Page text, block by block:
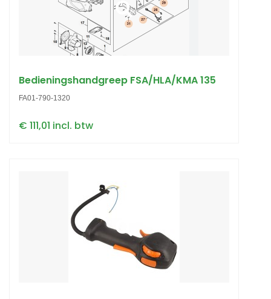
Bedieningshandgreep FSA/HLA/KMA 135
FA01-790-1320
€ 111,01 incl. btw